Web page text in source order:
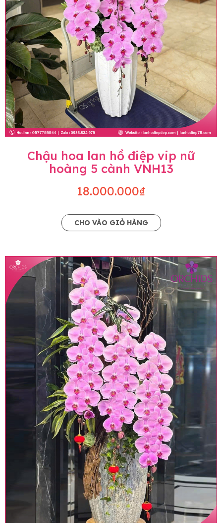
Chậu hoa lan hồ điệp vip nữ
hoàng 5 cành VNH13
18.000.000₫
CHO VÀO GIỎ HÀNG